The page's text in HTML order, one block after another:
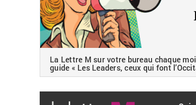
La Lettre M sur votre bureau chaque
guide « Les Leaders, ceux qui font